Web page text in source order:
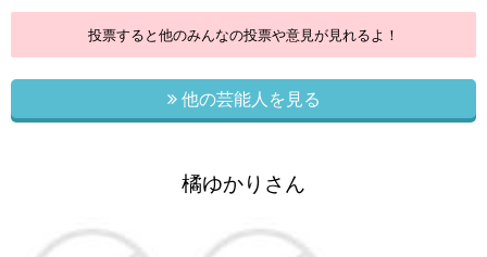
投票すると他のみんなの投票や意見が見れるよ！
他の芸能人を見る
橘ゆかりさん